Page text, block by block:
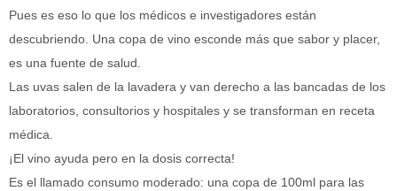
Pues es eso lo que los médicos e investigadores están
descubriendo. Una copa de vino esconde más que sabor y placer,
es una fuente de salud.
Las uvas salen de la lavadera y van derecho a las bancadas de los
laboratorios, consultorios y hospitales y se transforman en receta
médica.
¡El vino ayuda pero en la dosis correcta!
Es el llamado consumo moderado: una copa de 100ml para las